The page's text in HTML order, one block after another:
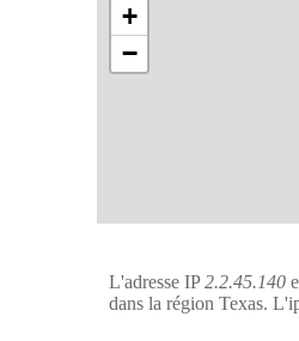
+
−
L'adresse IP2.2.45.140
dans la région Texas.